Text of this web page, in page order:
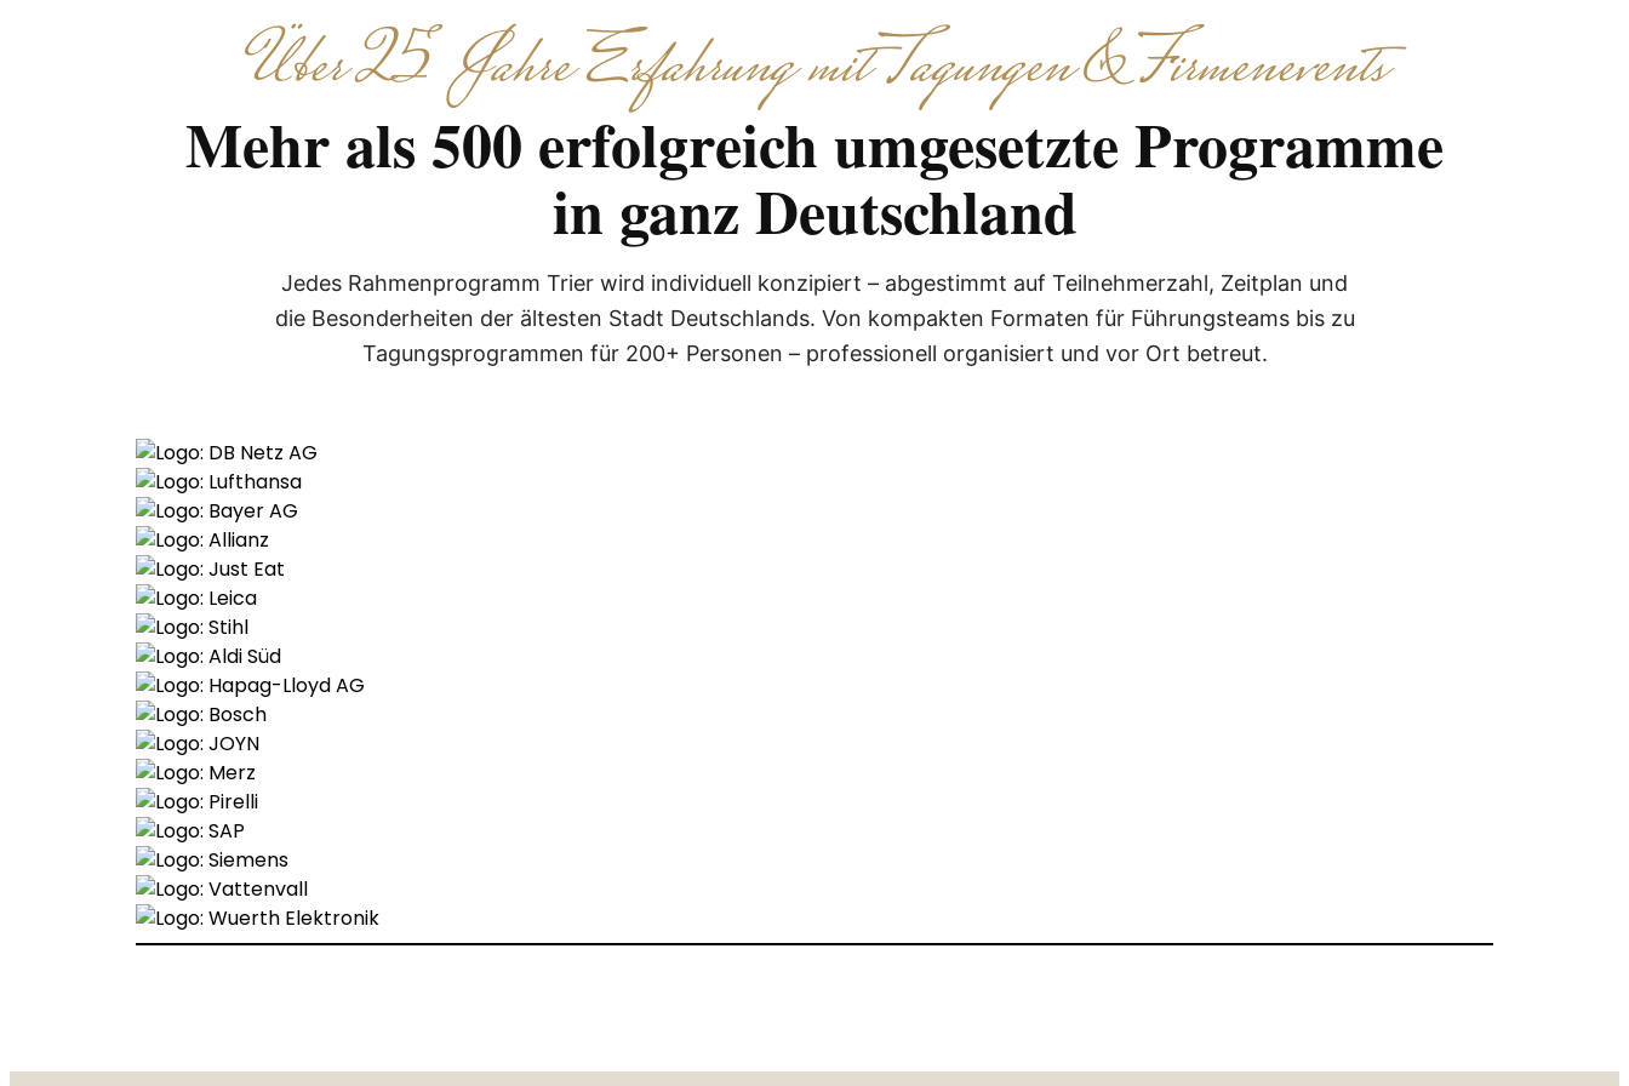
Über 25 Jahre Erfahrung mit Tagungen & Firmenevents
Mehr als 500 erfolgreich umgesetzte Programme
in ganz Deutschland
Jedes Rahmenprogramm Trier wird individuell konzipiert – abgestimmt auf Teilnehmerzahl, Zeitplan und
die Besonderheiten der ältesten Stadt Deutschlands. Von kompakten Formaten für Führungsteams bis zu
Tagungsprogrammen für 200+ Personen – professionell organisiert und vor Ort betreut.